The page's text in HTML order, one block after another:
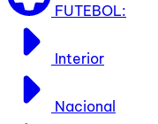
FUTEBOL:
Interior
Nacional